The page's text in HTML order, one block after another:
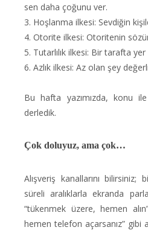
sen daha çoğunu ver.
3. Hoşlanma ilkesi: Sevdiğin
4. Otorite ilkesi: Otoritenin
5. Tutarlılık ilkesi: Bir tarafta
6. Azlık ilkesi: Az olan şey
Bu hafta yazımızda, konu
derledik.
Çok doluyuz, ama çok…
Alışveriş kanallarını bilirsiniz;
süreli aralıklarla ekranda
“tükenmek üzere, hemen
hemen telefon açarsanız” gibi